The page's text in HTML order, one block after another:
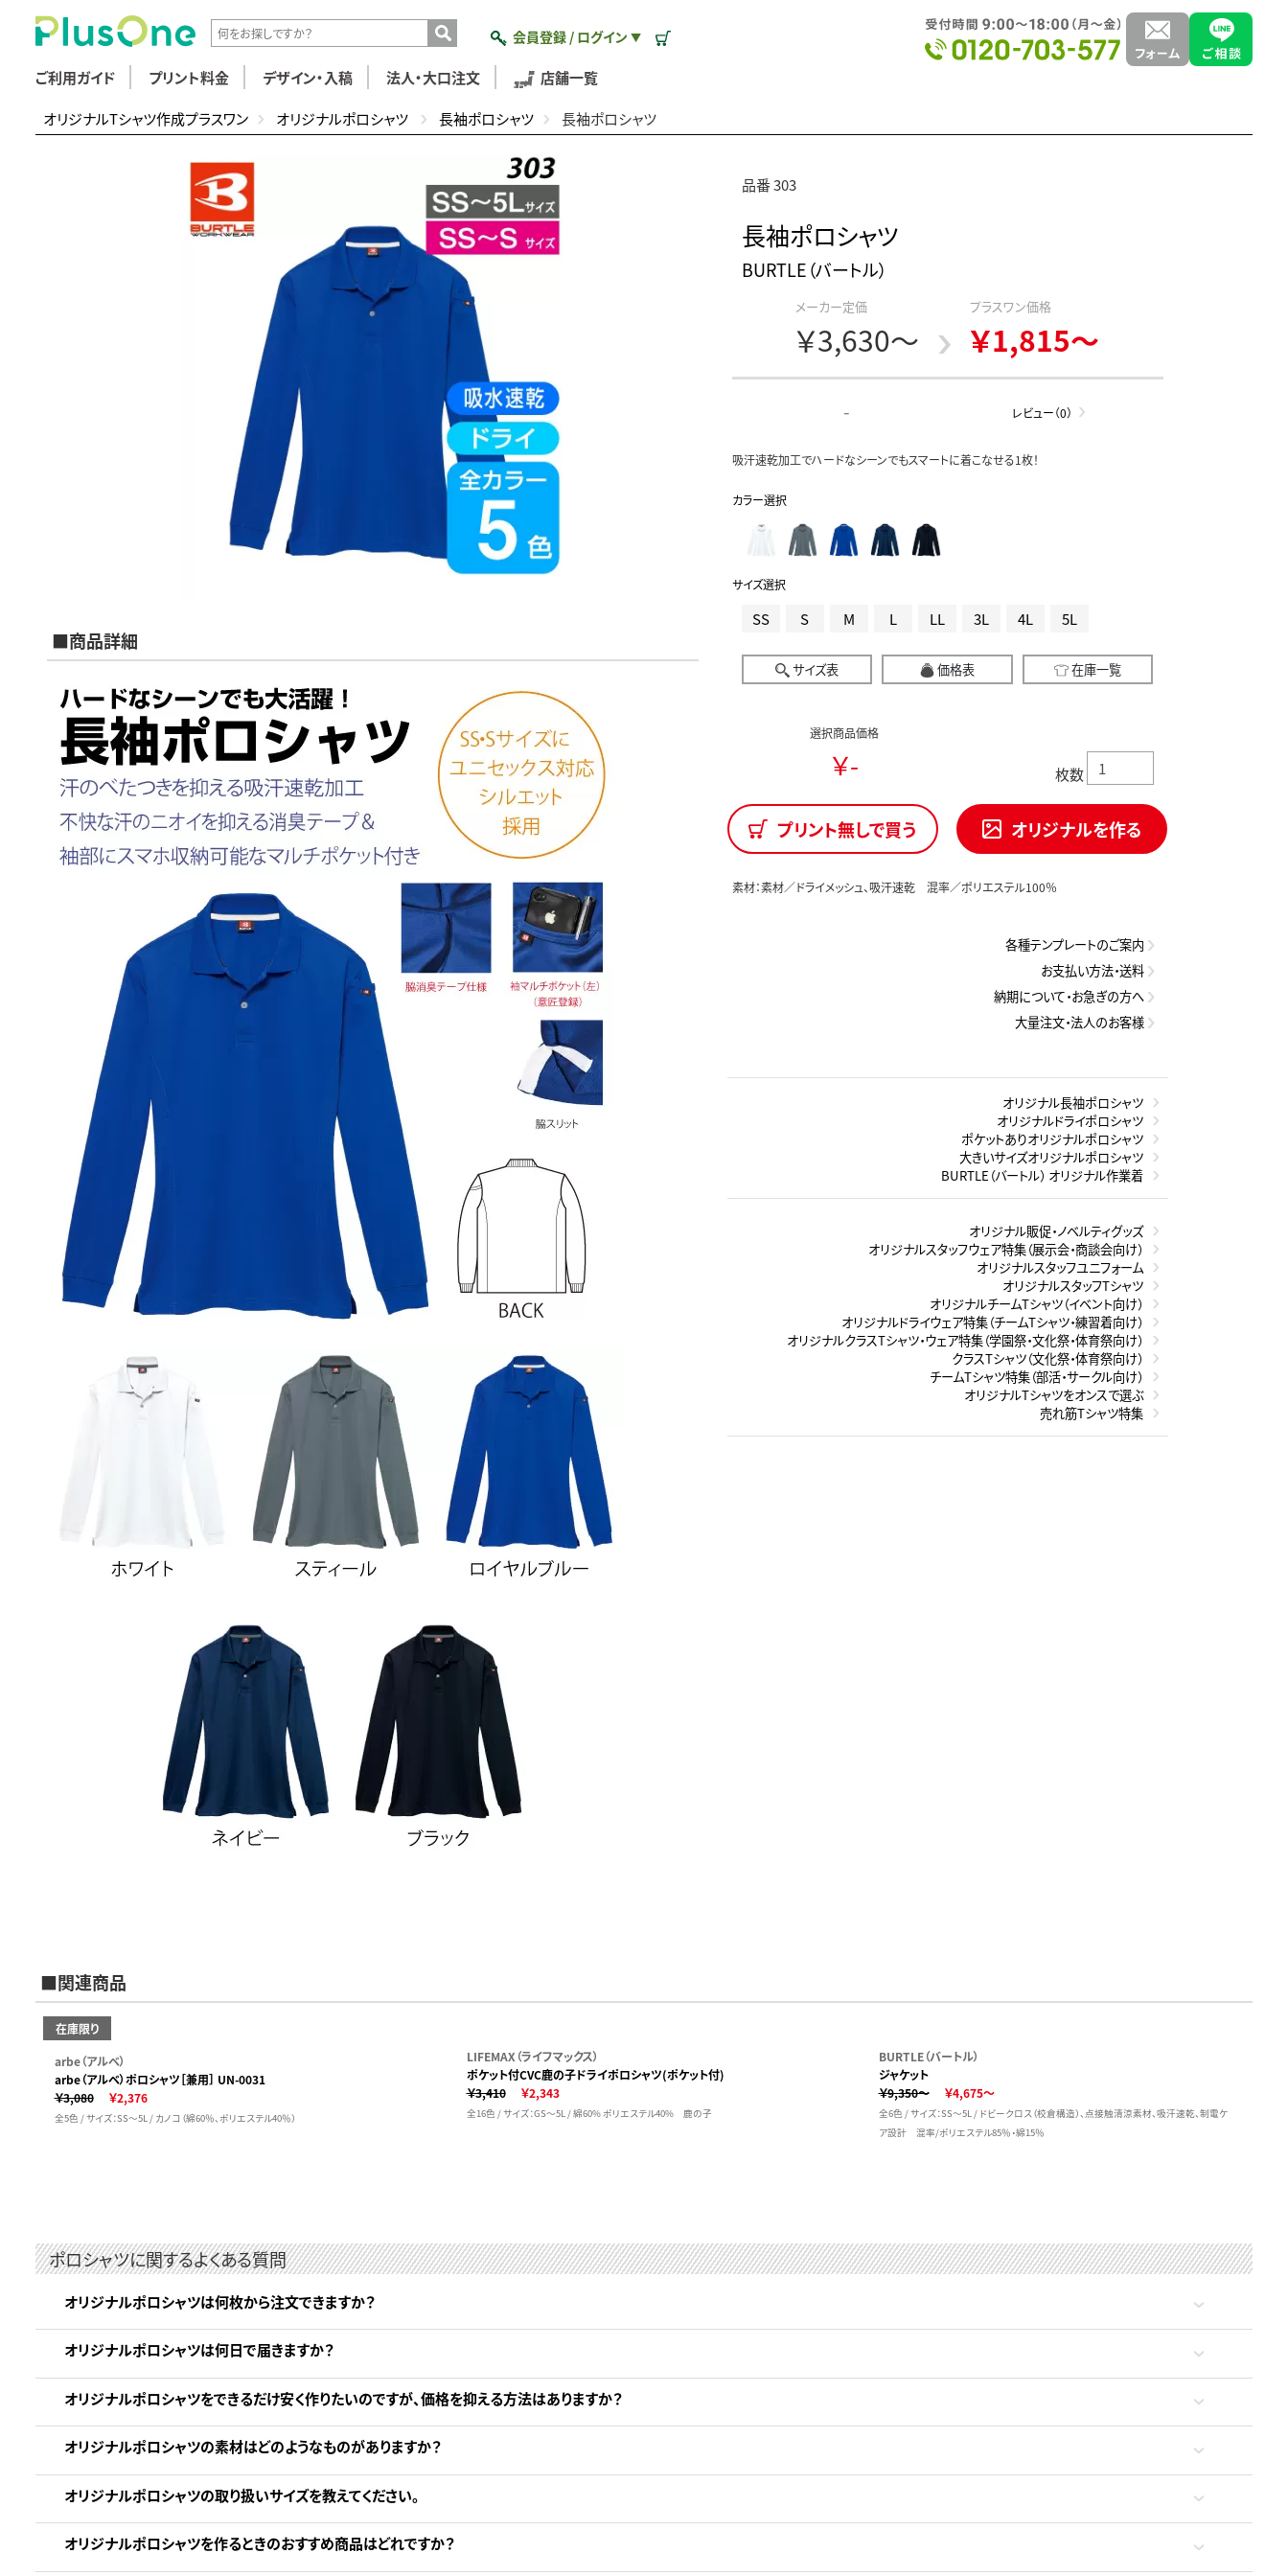
会員登録 / ログイン ▼
ご利用ガイド プリント料金 デザイン・入稿 法人・大口注文 店舗一覧
オリジナルTシャツ作成プラスワン オリジナルポロシャツ 長袖ポロシャツ 長袖ポロシャツ
■商品詳細
品番 303
長袖ポロシャツ
BURTLE（バートル）
メーカー定価
￥3,630～
プラスワン価格
￥1,815～
- レビュー（0）
吸汗速乾加工でハードなシーンでもスマートに着こなせる1枚！
カラー選択
サイズ選択
SS S M L LL 3L 4L 5L
サイズ表 価格表 在庫一覧
選択商品価格
￥- 枚数
プリント無しで買う オリジナルを作る
素材：素材／ドライメッシュ、吸汗速乾 混率／ポリエステル100％
各種テンプレートのご案内
お支払い方法・送料
納期について・お急ぎの方へ
大量注文・法人のお客様
オリジナル長袖ポロシャツ
オリジナルドライポロシャツ
ポケットありオリジナルポロシャツ
大きいサイズオリジナルポロシャツ
BURTLE（バートル） オリジナル作業着
オリジナル販促・ノベルティグッズ
オリジナルスタッフウェア特集（展示会・商談会向け）
オリジナルスタッフユニフォーム
オリジナルスタッフTシャツ
オリジナルチームTシャツ（イベント向け）
オリジナルドライウェア特集（チームTシャツ・練習着向け）
オリジナルクラスTシャツ・ウェア特集（学園祭・文化祭・体育祭向け）
クラスTシャツ（文化祭・体育祭向け）
チームTシャツ特集（部活・サークル向け）
オリジナルTシャツをオンスで選ぶ
売れ筋Tシャツ特集
■関連商品
在庫限り
arbe（アルベ）
arbe（アルベ）ポロシャツ［兼用］ UN-0031
￥3,080
￥2,376
全5色 / サイズ：SS～5L / カノコ（綿60％、ポリエステル40％）
LIFEMAX（ライフマックス）
ポケット付CVC鹿の子ドライポロシャツ(ポケット付)
￥3,410
￥2,343
全16色 / サイズ：GS～5L / 綿60% ポリエステル40% 鹿の子
BURTLE（バートル）
ジャケット
￥9,350～
￥4,675～
全6色 / サイズ：SS～5L / ドビークロス（校倉構造）、点接触清涼素材、吸汗速乾、制電ケ
ア設計 混率/ポリエステル85％・綿15％
ポロシャツに関するよくある質問
オリジナルポロシャツは何枚から注文できますか？
オリジナルポロシャツは何日で届きますか？
オリジナルポロシャツをできるだけ安く作りたいのですが、価格を抑える方法はありますか？
オリジナルポロシャツの素材はどのようなものがありますか？
オリジナルポロシャツの取り扱いサイズを教えてください。
オリジナルポロシャツを作るときのおすすめ商品はどれですか？